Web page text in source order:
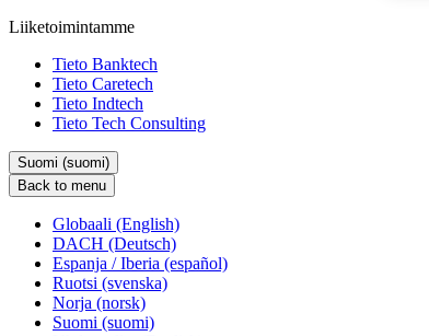
Liiketoimintamme
Tieto Banktech
Tieto Caretech
Tieto Indtech
Tieto Tech Consulting
Suomi (suomi)
Back to menu
Globaali (English)
DACH (Deutsch)
Espanja / Iberia (español)
Ruotsi (svenska)
Norja (norsk)
Suomi (suomi)